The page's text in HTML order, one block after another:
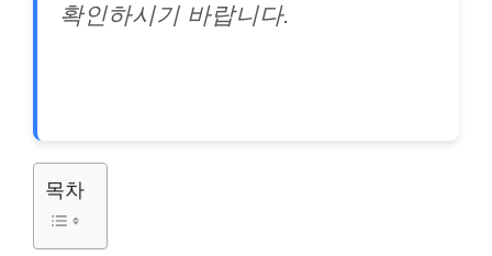
확인하시기 바랍니다.
목차